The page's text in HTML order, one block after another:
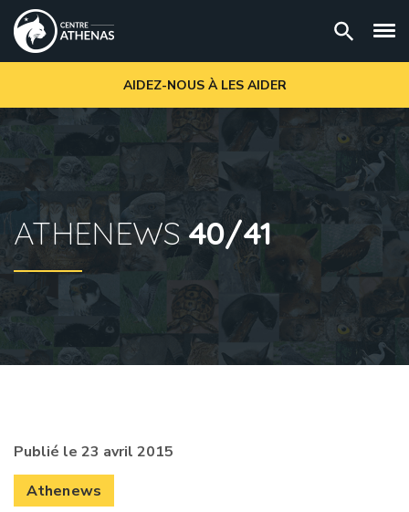
AIDEZ-NOUS À LES AIDER
ATHENEWS40/41
Publié le 23 avril 2015
Athenews